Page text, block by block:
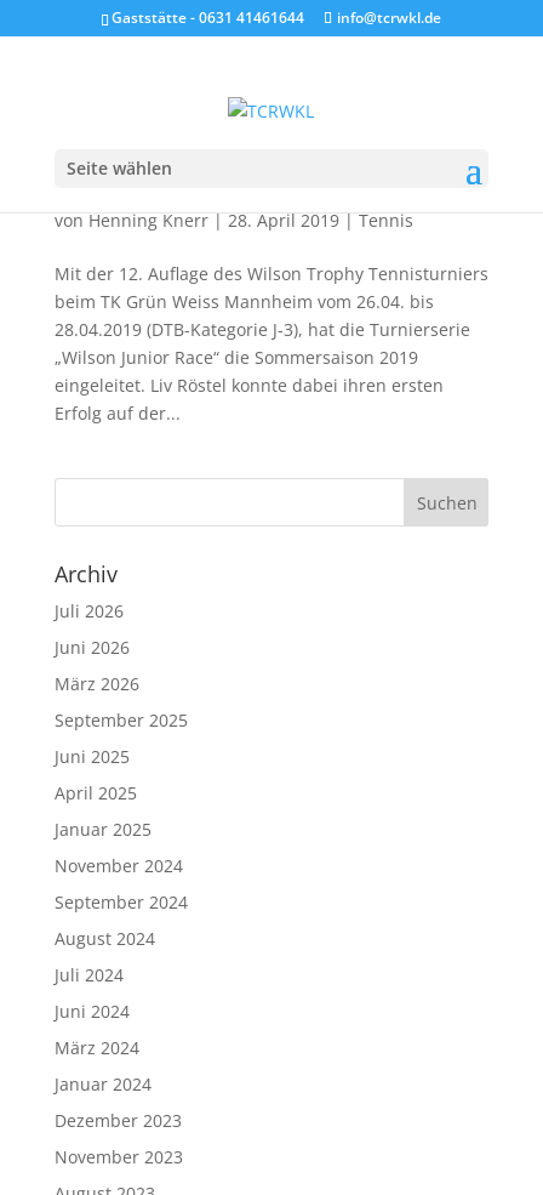
Gaststätte - 0631 41461644 info@tcrwkl.de
Seite wählen
Wilson Trophy Turnier des TK Grün Weiss
vonHenning Knerr|28. April 2019|Tennis
Mit der 12. Auflage des Wilson Trophy Tennisturniers
beim TK Grün Weiss Mannheim vom 26.04. bis
28.04.2019 (DTB-Kategorie J-3), hat die Turnierserie
„Wilson Junior Race“ die Sommersaison 2019
eingeleitet. Liv Röstel konnte dabei ihren ersten
Erfolg auf der...
Archiv
Juli 2026
Juni 2026
März 2026
September 2025
Juni 2025
April 2025
Januar 2025
November 2024
September 2024
August 2024
Juli 2024
Juni 2024
März 2024
Januar 2024
Dezember 2023
November 2023